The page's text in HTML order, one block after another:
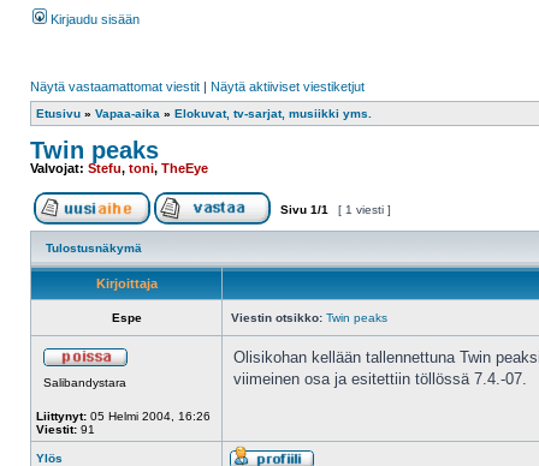
Kirjaudu sisään
Näytä vastaamattomat viestit | Näytä aktiiviset viestiketjut
Etusivu » Vapaa-aika » Elokuvat, tv-sarjat, musiikki yms.
Twin peaks
Valvojat: Stefu, toni, TheEye
Sivu 1/1 [ 1 viesti ]
Tulostusnäkymä
Kirjoittaja
Espe Viestin otsikko: Twin peaks
Salibandystara
Liittynyt: 05 Helmi 2004, 16:26
Viestit: 91
Olisikohan kellään tallennettuna Twin
viimeinen osa ja esitettiin töllössä 7.4.-07.
Ylös